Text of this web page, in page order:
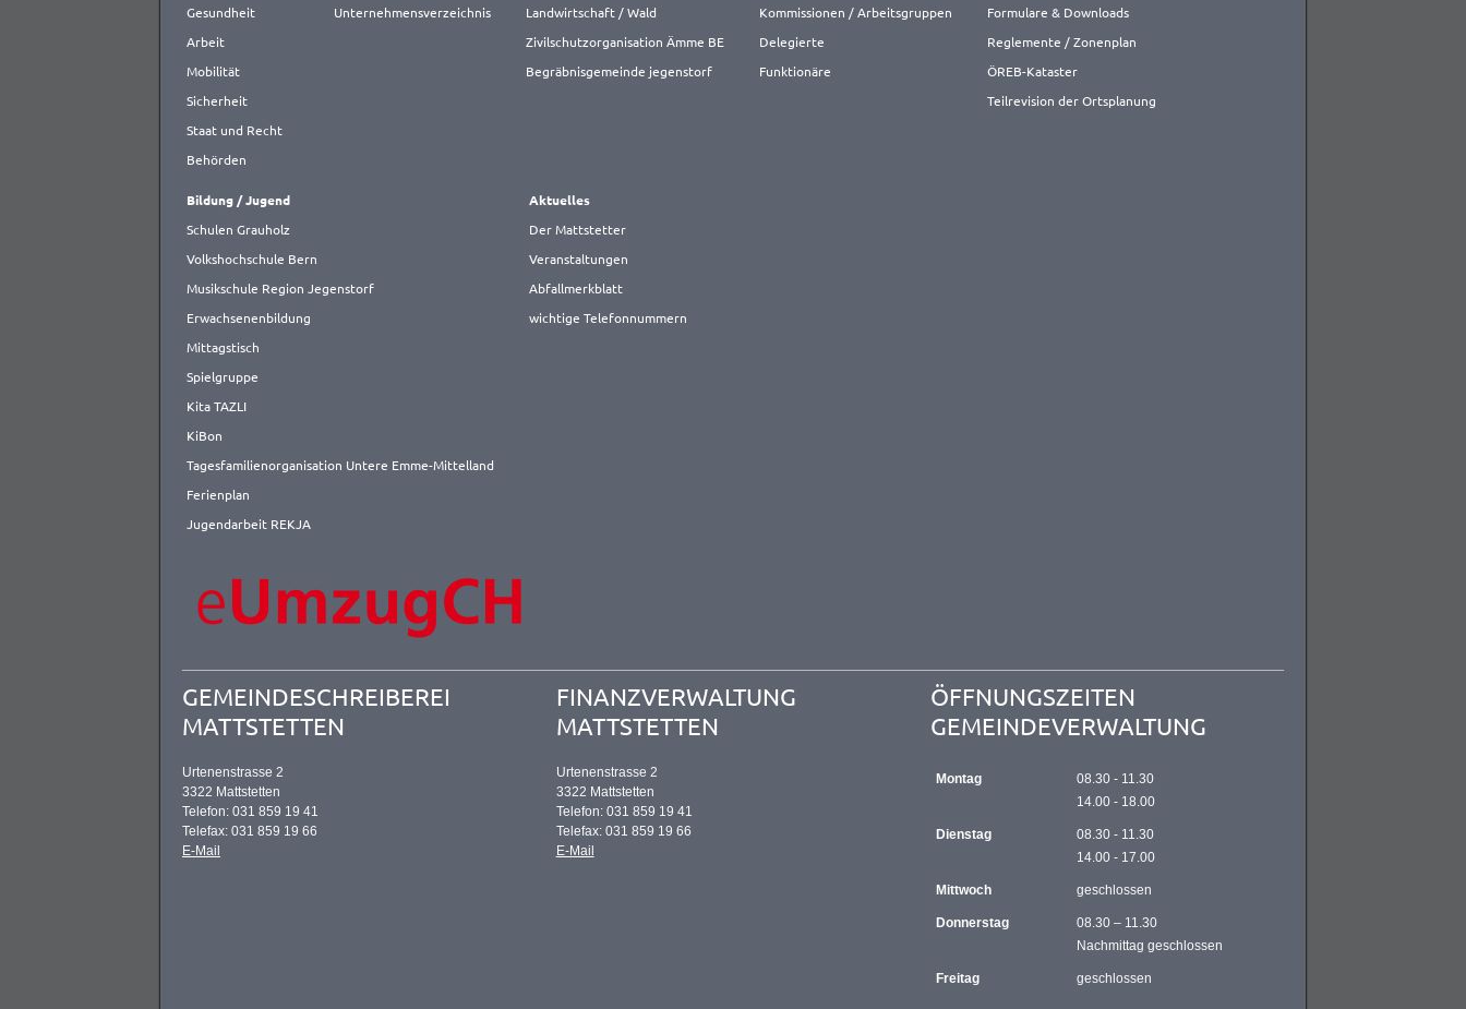
Gesundheit
Arbeit
Mobilität
Sicherheit
Staat und Recht
Behörden
Unternehmensverzeichnis
Landwirtschaft / Wald
Zivilschutzorganisation Ämme BE
Begräbnisgemeinde jegenstorf
Kommissionen / Arbeitsgruppen
Delegierte
Funktionäre
Formulare & Downloads
Reglemente / Zonenplan
ÖREB-Kataster
Teilrevision der Ortsplanung
Bildung / Jugend
Schulen Grauholz
Volkshochschule Bern
Musikschule Region Jegenstorf
Erwachsenenbildung
Mittagstisch
Spielgruppe
Kita TAZLI
KiBon
Tagesfamilienorganisation Untere Emme-Mittelland
Ferienplan
Jugendarbeit REKJA
Aktuelles
Der Mattstetter
Veranstaltungen
Abfallmerkblatt
wichtige Telefonnummern
GEMEINDESCHREIBEREI
MATTSTETTEN
Urtenenstrasse 2
3322 Mattstetten
Telefon: 031 859 19 41
Telefax: 031 859 19 66
E-Mail
FINANZVERWALTUNG
MATTSTETTEN
Urtenenstrasse 2
3322 Mattstetten
Telefon: 031 859 19 41
Telefax: 031 859 19 66
E-Mail
ÖFFNUNGSZEITEN
GEMEINDEVERWALTUNG
Montag
08.30 - 11.30
14.00 - 18.00
Dienstag
08.30 - 11.30
14.00 - 17.00
Mittwoch geschlossen
Donnerstag
08.30 – 11.30
Nachmittag geschlossen
Freitag geschlossen